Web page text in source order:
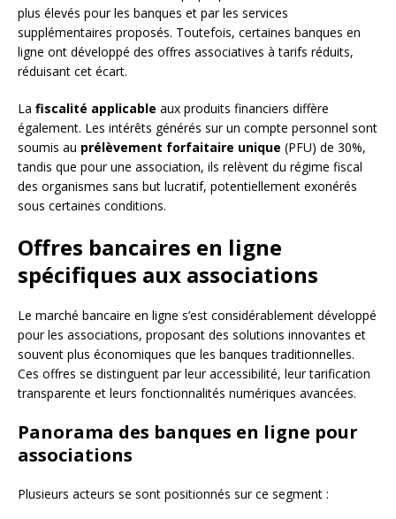
plus élevés pour les banques et par les services
supplémentaires proposés. Toutefois, certaines banques en
ligne ont développé des offres associatives à tarifs réduits,
réduisant cet écart.
La fiscalité applicable aux produits financiers diffère
également. Les intérêts générés sur un compte personnel sont
soumis au prélèvement forfaitaire unique (PFU) de 30%,
tandis que pour une association, ils relèvent du régime fiscal
des organismes sans but lucratif, potentiellement exonérés
sous certaines conditions.
Offres bancaires en ligne
spécifiques aux associations
Le marché bancaire en ligne s’est considérablement développé
pour les associations, proposant des solutions innovantes et
souvent plus économiques que les banques traditionnelles.
Ces offres se distinguent par leur accessibilité, leur tarification
transparente et leurs fonctionnalités numériques avancées.
Panorama des banques en ligne pour
associations
Plusieurs acteurs se sont positionnés sur ce segment :